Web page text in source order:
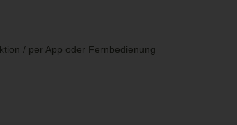
/ per App oder Fernbedienung